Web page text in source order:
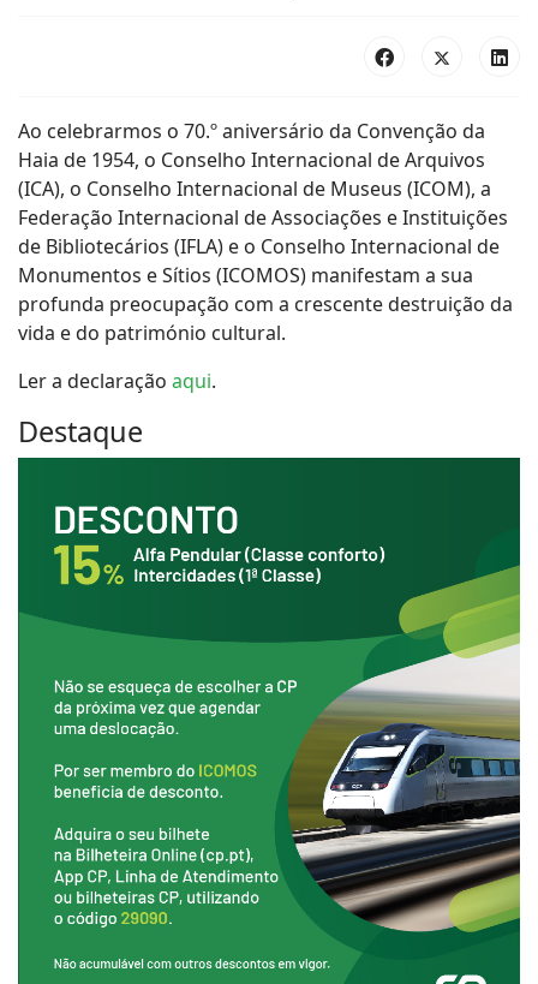
Ao celebrarmos o 70.º aniversário da Convenção da
Haia de 1954, o Conselho Internacional de Arquivos
(ICA), o Conselho Internacional de Museus (ICOM), a
Federação Internacional de Associações e Instituições
de Bibliotecários (IFLA) e o Conselho Internacional de
Monumentos e Sítios (ICOMOS) manifestam a sua
profunda preocupação com a crescente destruição da
vida e do património cultural.
Ler a declaração aqui.
Destaque